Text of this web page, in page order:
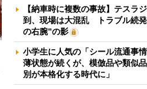
【納車時に複数の事故】テスラ
到、現場は大混乱 トラブル続
の右腕”の影
小学生に人気の「シール流通事
薄状態が続くが、模倣品や類似
別が本格化する時代に」